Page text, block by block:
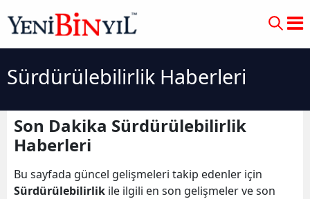
Sürdürülebilirlik Haberleri
Son Dakika Sürdürülebilirlik
Haberleri
Bu sayfada güncel gelişmeleri takip edenler için
Sürdürülebilirlik ile ilgili en son gelişmeler ve son